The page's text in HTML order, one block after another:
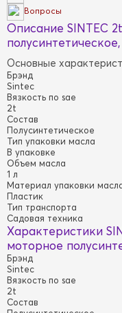
Вопросы
Описание SINTEC
Основные
Брэнд
Sintec
Вязкость по sae
2t
Состав
Полусинтетическое
Тип упаковки масла
В упаковке
Объем масла
1 л
Материал упаковки
Пластик
Тип транспорта
Садовая техника
Характеристики
моторное
Брэнд
Sintec
Вязкость по sae
2t
Состав